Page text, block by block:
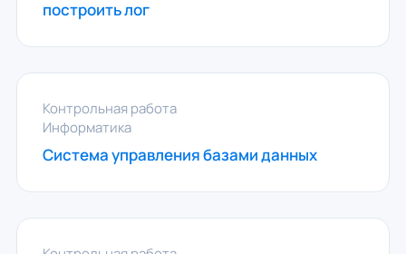
построить лог
Контрольная работа
Информатика
Система управления базами данных